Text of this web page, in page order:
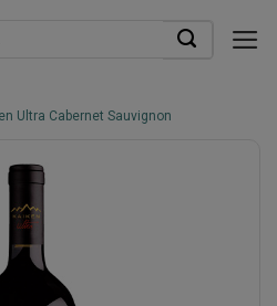
Ultra Cabernet Sauvignon